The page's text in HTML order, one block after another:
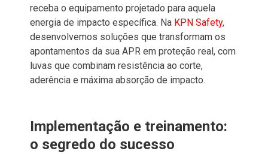
receba o equipamento projetado para aquela
energia de impacto específica. Na KPN Safety,
desenvolvemos soluções que transformam os
apontamentos da sua APR em proteção real, com
luvas que combinam resistência ao corte,
aderência e máxima absorção de impacto.
Implementação e treinamento:
o segredo do sucesso